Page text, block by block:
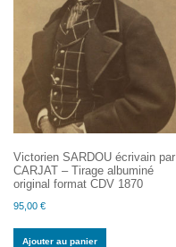
Victorien SARDOU écrivain par
CARJAT – Tirage albuminé
original format CDV 1870
95,00 €
Ajouter au panier